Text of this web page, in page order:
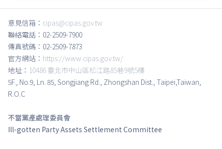
意見信箱： cipas@cipas.gov.tw
聯絡電話：02-2509-7900
傳真號碼：02-2509-7873
官方網站： https://www.cipas.gov.tw/
地址： 10486 臺北市中山區松江路85巷9號5樓
5F., No.9, Ln. 85, Songjiang Rd., Zhongshan Dist., Taipei,Taiwan,
R.O.C
不當黨產處理委員會
Ill-gotten Party Assets Settlement Committee